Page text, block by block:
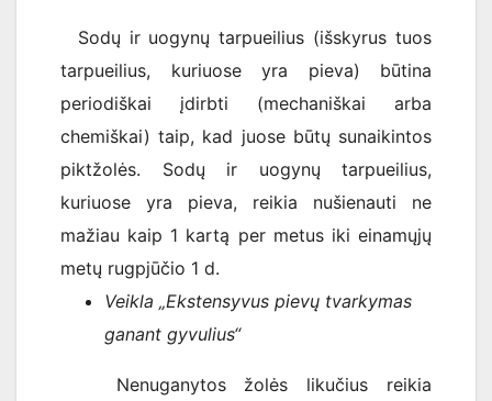
Sodų ir uogynų tarpueilius (išskyrus tuos
tarpueilius, kuriuose yra pieva) būtina
periodiškai įdirbti (mechaniškai arba
chemiškai) taip, kad juose būtų sunaikintos
piktžolės. Sodų ir uogynų tarpueilius,
kuriuose yra pieva, reikia nušienauti ne
mažiau kaip 1 kartą per metus iki einamųjų
metų rugpjūčio 1 d.
Veikla „Ekstensyvus pievų tvarkymas
ganant gyvulius“
Nenuganytos žolės likučius reikia